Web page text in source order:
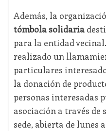
Además, la
tómbola solidaria
para la entidad
realizado un
particulares
la donación de
personas interesadas
asociación a través de
sede, abierta de lunes